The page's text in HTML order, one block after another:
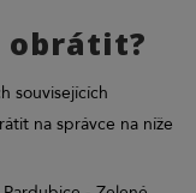
obrátit?
souvisejících
na správce na níže